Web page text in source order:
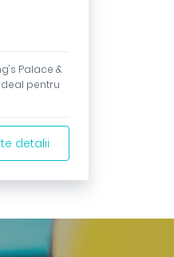
Palace &
pentru
detalii